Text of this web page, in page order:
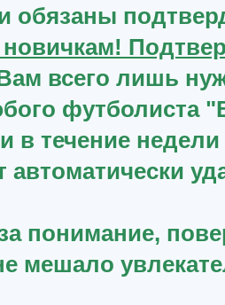
обязаны
всего лишь
футболиста
в течение
автоматически
понимание,
мешало